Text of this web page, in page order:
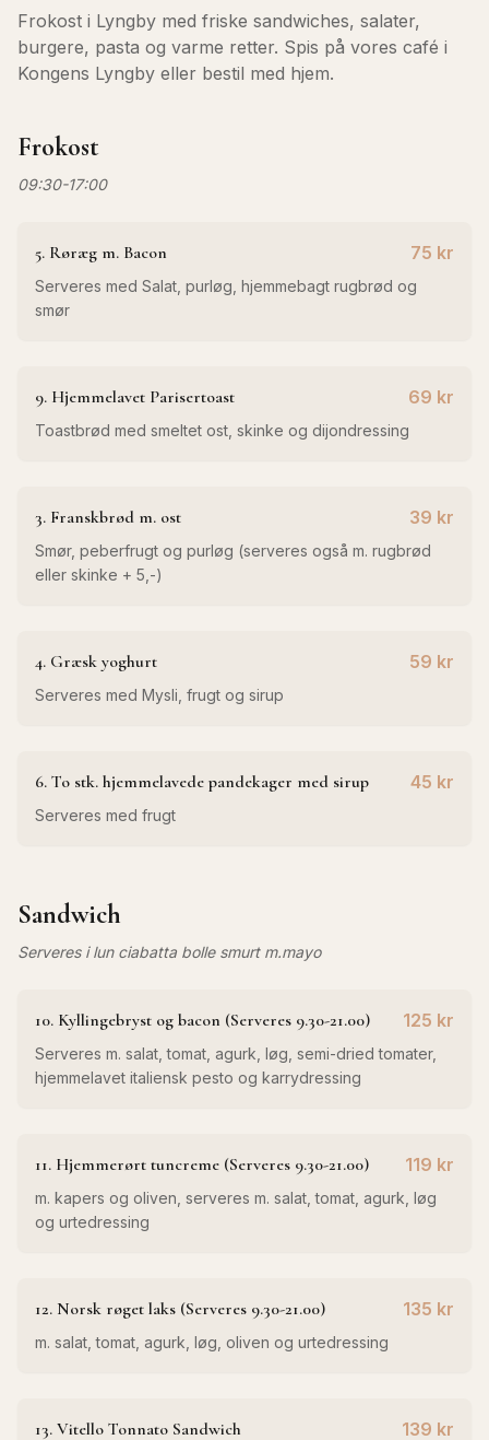
Frokost i Lyngby med friske sandwiches, salater,
burgere, pasta og varme retter. Spis på vores café i
Kongens Lyngby eller bestil med hjem.
Frokost
09:30-17:00
5. Røræg m. Bacon 75 kr
Serveres med Salat, purløg, hjemmebagt rugbrød og
smør
9. Hjemmelavet Parisertoast 69 kr
Toastbrød med smeltet ost, skinke og dijondressing
3. Franskbrød m. ost 39 kr
Smør, peberfrugt og purløg (serveres også m. rugbrød
eller skinke + 5,-)
4. Græsk yoghurt 59 kr
Serveres med Mysli, frugt og sirup
6. To stk. hjemmelavede pandekager med sirup 45 kr
Serveres med frugt
Sandwich
Serveres i lun ciabatta bolle smurt m.mayo
10. Kyllingebryst og bacon (Serveres 9.30-21.00) 125 kr
Serveres m. salat, tomat, agurk, løg, semi-dried tomater,
hjemmelavet italiensk pesto og karrydressing
11. Hjemmerørt tuncreme (Serveres 9.30-21.00) 119 kr
m. kapers og oliven, serveres m. salat, tomat, agurk, løg
og urtedressing
12. Norsk røget laks (Serveres 9.30-21.00) 135 kr
m. salat, tomat, agurk, løg, oliven og urtedressing
13. Vitello Tonnato Sandwich 139 kr